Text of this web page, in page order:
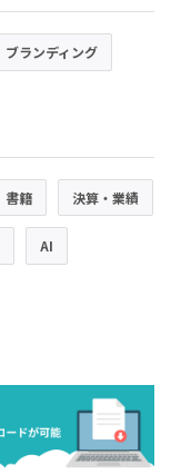
ブランディング
書籍 決算・業績
AI